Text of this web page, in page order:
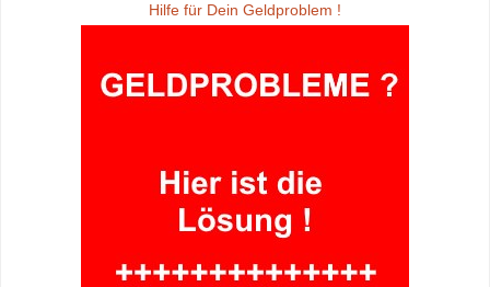
Hilfe für Dein Geldproblem !